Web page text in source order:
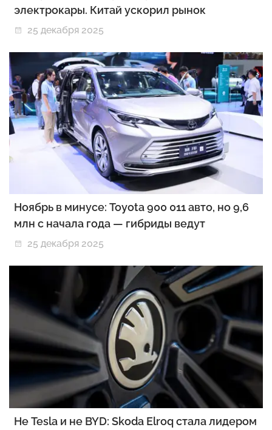
электрокары. Китай ускорил рынок
25 декабря 2025
Ноябрь в минусе: Toyota 900 011 авто, но 9,6
млн с начала года — гибриды ведут
25 декабря 2025
Не Tesla и не BYD: Skoda Elroq стала лидером